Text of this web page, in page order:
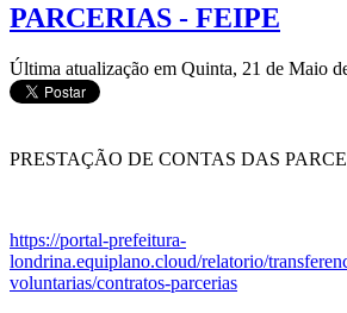
PARCERIAS - FEIPE
Última atualização em Quinta, 21 de Maio
PRESTAÇÃO DE CONTAS DAS
https://portal-prefeitura-
londrina.equiplano.cloud/relatorio/
voluntarias/contratos-parcerias